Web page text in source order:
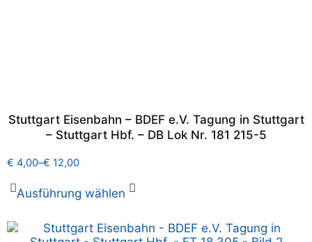
Stuttgart Eisenbahn – BDEF e.V. Tagung in Stuttgart
– Stuttgart Hbf. – DB Lok Nr. 181 215-5
€ 4,00–€ 12,00
Ausführung wählen